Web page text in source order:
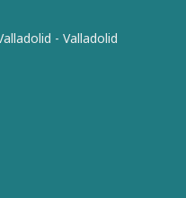
- Valladolid